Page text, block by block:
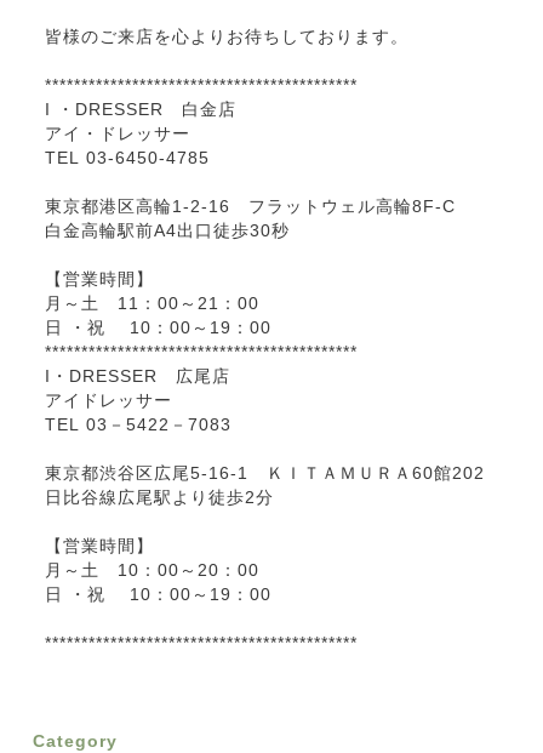
皆様のご来店を心よりお待ちしております。
*******************************************
I ・DRESSER 白金店
アイ・ドレッサー
TEL 03-6450-4785
東京都港区高輪1-2-16 フラットウェル高輪8F-C
白金高輪駅前A4出口徒歩30秒
【営業時間】
月～土 11：00～21：00
日 ・祝 10：00～19：00
*******************************************
I・DRESSER 広尾店
アイドレッサー
TEL 03－5422－7083
東京都渋谷区広尾5-16-1 ＫＩＴＡＭＵＲＡ60館202
日比谷線広尾駅より徒歩2分
【営業時間】
月～土 10：00～20：00
日 ・祝 10：00～19：00
*******************************************
Category